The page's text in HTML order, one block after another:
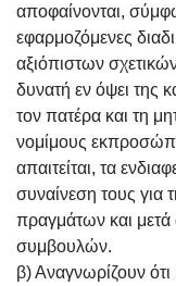
αποφαίνονται,
εφαρμοζόμενες
αξιόπιστων
δυνατή εν όψει της
τον πατέρα και τη
νομίμους
απαιτείται, τα
συναίνεση τους για
πραγμάτων και
συμβουλών.
β) Αναγνωρίζουν